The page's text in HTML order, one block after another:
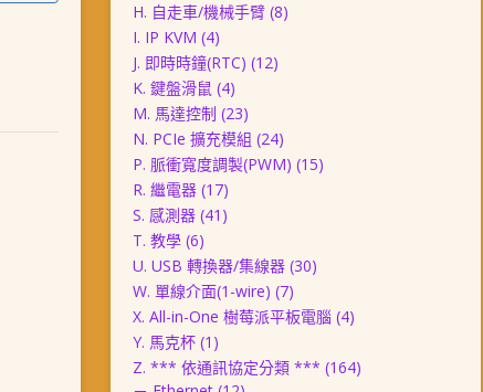
H. 自走車/機械手臂 (8)
I. IP KVM (4)
J. 即時時鐘(RTC) (12)
K. 鍵盤滑鼠 (4)
M. 馬達控制 (23)
N. PCIe 擴充模組 (24)
P. 脈衝寬度調製(PWM) (15)
R. 繼電器 (17)
S. 感測器 (41)
T. 教學 (6)
U. USB 轉換器/集線器 (30)
W. 單線介面(1-wire) (7)
X. All-in-One 樹莓派平板電腦 (4)
Y. 馬克杯 (1)
Z. *** 依通訊協定分類 *** (164)